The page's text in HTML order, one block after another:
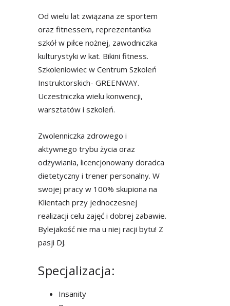
Od wielu lat związana ze sportem
oraz fitnessem, reprezentantka
szkół w piłce nożnej, zawodniczka
kulturystyki w kat. Bikini fitness.
Szkoleniowiec w Centrum Szkoleń
Instruktorskich- GREENWAY.
Uczestniczka wielu konwencji,
warsztatów i szkoleń.
Zwolenniczka zdrowego i
aktywnego trybu życia oraz
odżywiania, licencjonowany doradca
dietetyczny i trener personalny. W
swojej pracy w 100% skupiona na
Klientach przy jednoczesnej
realizacji celu zajęć i dobrej zabawie.
Bylejakość nie ma u niej racji bytu! Z
pasji DJ.
Specjalizacja:
Insanity